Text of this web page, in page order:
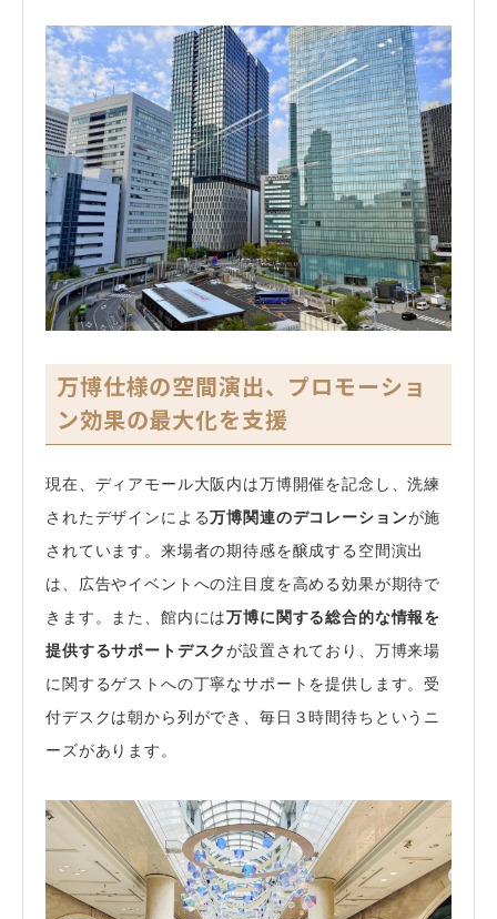
万博仕様の空間演出、プロモーショ
ン効果の最大化を支援
現在、ディアモール大阪内は万博開催を記念し、洗練
されたデザインによる万博関連のデコレーションが施
されています。来場者の期待感を醸成する空間演出
は、広告やイベントへの注目度を高める効果が期待で
きます。また、館内には万博に関する総合的な情報を
提供するサポートデスクが設置されており、万博来場
に関するゲストへの丁寧なサポートを提供します。受
付デスクは朝から列ができ、毎日３時間待ちというニ
ーズがあります。